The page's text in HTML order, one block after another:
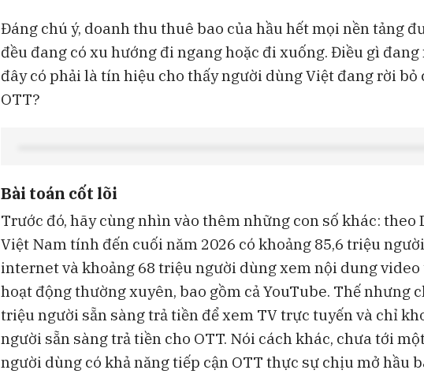
Đáng chú ý, doanh thu thuê bao của hầu hết mọi nền tảng
đều đang có xu hướng đi ngang hoặc đi xuống. Điều gì đang
đây có phải là tín hiệu cho thấy người dùng Việt đang rời bỏ
OTT?
Bài toán cốt lõi
Trước đó, hãy cùng nhìn vào thêm những con số khác: theo
Việt Nam tính đến cuối năm 2026 có khoảng 85,6 triệu
internet và khoảng 68 triệu người dùng xem nội dung
hoạt động thường xuyên, bao gồm cả YouTube. Thế nhưng
triệu người sẵn sàng trả tiền để xem TV trực tuyến và chỉ
người sẵn sàng trả tiền cho OTT. Nói cách khác, chưa tới
người dùng có khả năng tiếp cận OTT thực sự chịu mở hầu